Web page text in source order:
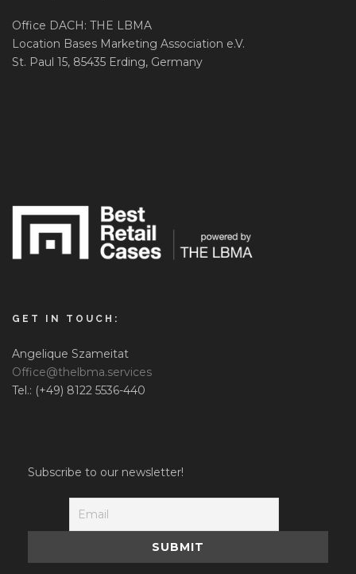
Office DACH: THE LBMA
Location Bases Marketing Association e.V.
St. Paul 15, 85435 Erding, Germany
GET IN TOUCH:
Angelique Szameitat
Office@thelbma.services
Tel.: (+49) 8122 5536-440
Subscribe to our newsletter!